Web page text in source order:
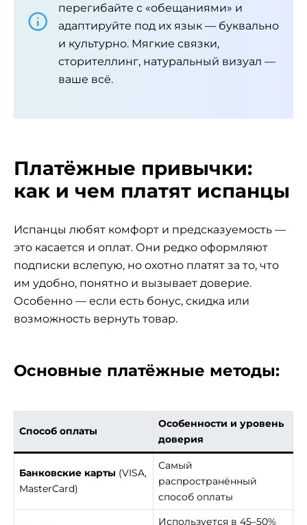
перегибайте с «обещаниями» и
адаптируйте под их язык — буквально
и культурно. Мягкие связки,
сторителлинг, натуральный визуал —
ваше всё.
Платёжные привычки:
как и чем платят испанцы
Испанцы любят комфорт и предсказуемость —
это касается и оплат. Они редко оформляют
подписки вслепую, но охотно платят за то, что
им удобно, понятно и вызывает доверие.
Особенно — если есть бонус, скидка или
возможность вернуть товар.
Основные платёжные методы:
Способ оплаты
Особенности и уровень
доверия
Банковские карты (VISA,
MasterCard)
Самый
распространённый
способ оплаты
Используется в 45–50%